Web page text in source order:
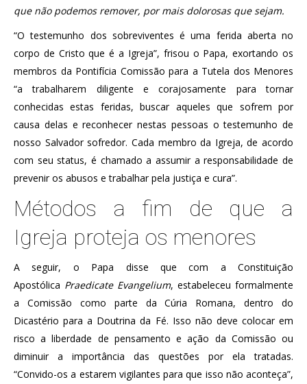
que não podemos remover, por mais dolorosas que sejam.
“O testemunho dos sobreviventes é uma ferida aberta no
corpo de Cristo que é a Igreja”, frisou o Papa, exortando os
membros da Pontifícia Comissão para a Tutela dos Menores
“a trabalharem diligente e corajosamente para tornar
conhecidas estas feridas, buscar aqueles que sofrem por
causa delas e reconhecer nestas pessoas o testemunho de
nosso Salvador sofredor. Cada membro da Igreja, de acordo
com seu status, é chamado a assumir a responsabilidade de
prevenir os abusos e trabalhar pela justiça e cura”.
Métodos a fim de que a
Igreja proteja os menores
A seguir, o Papa disse que com a Constituição
Apostólica Praedicate Evangelium, estabeleceu formalmente
a Comissão como parte da Cúria Romana, dentro do
Dicastério para a Doutrina da Fé. Isso não deve colocar em
risco a liberdade de pensamento e ação da Comissão ou
diminuir a importância das questões por ela tratadas.
“Convido-os a estarem vigilantes para que isso não aconteça”,